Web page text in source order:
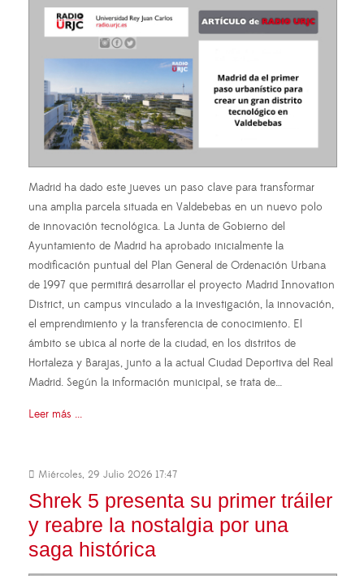
Madrid ha dado este jueves un paso clave para transformar
una amplia parcela situada en Valdebebas en un nuevo polo
de innovación tecnológica. La Junta de Gobierno del
Ayuntamiento de Madrid ha aprobado inicialmente la
modificación puntual del Plan General de Ordenación Urbana
de 1997 que permitirá desarrollar el proyecto Madrid Innovation
District, un campus vinculado a la investigación, la innovación,
el emprendimiento y la transferencia de conocimiento. El
ámbito se ubica al norte de la ciudad, en los distritos de
Hortaleza y Barajas, junto a la actual Ciudad Deportiva del Real
Madrid. Según la información municipal, se trata de…
Leer más ...
Miércoles, 29 Julio 2026 17:47
Shrek 5 presenta su primer tráiler
y reabre la nostalgia por una
saga histórica